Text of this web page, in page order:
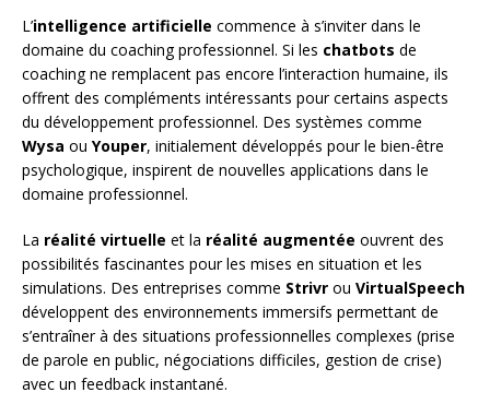
L’intelligence artificielle commence à s’inviter dans le
domaine du coaching professionnel. Si les chatbots de
coaching ne remplacent pas encore l’interaction humaine, ils
offrent des compléments intéressants pour certains aspects
du développement professionnel. Des systèmes comme
Wysa ou Youper, initialement développés pour le bien-être
psychologique, inspirent de nouvelles applications dans le
domaine professionnel.
La réalité virtuelle et la réalité augmentée ouvrent des
possibilités fascinantes pour les mises en situation et les
simulations. Des entreprises comme Strivr ou VirtualSpeech
développent des environnements immersifs permettant de
s’entraîner à des situations professionnelles complexes (prise
de parole en public, négociations difficiles, gestion de crise)
avec un feedback instantané.